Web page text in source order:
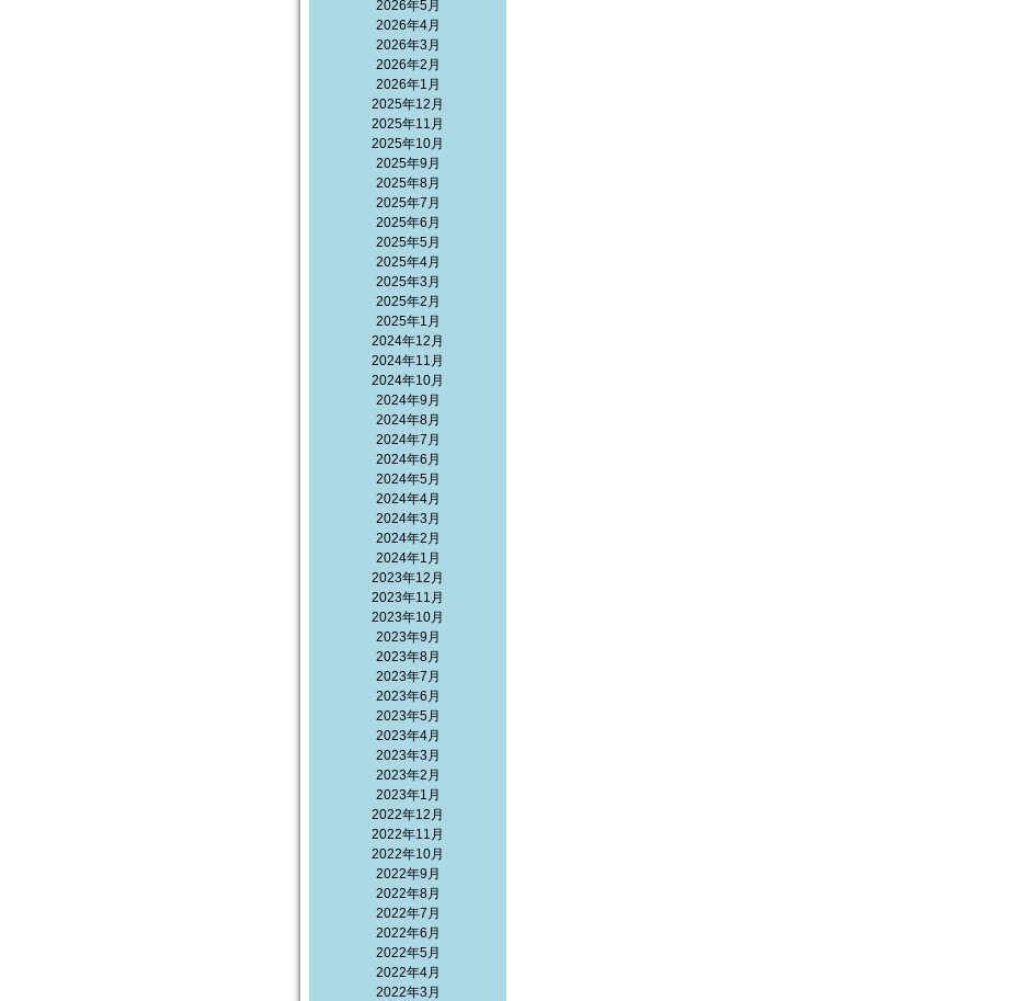
2026年5月
2026年4月
2026年3月
2026年2月
2026年1月
2025年12月
2025年11月
2025年10月
2025年9月
2025年8月
2025年7月
2025年6月
2025年5月
2025年4月
2025年3月
2025年2月
2025年1月
2024年12月
2024年11月
2024年10月
2024年9月
2024年8月
2024年7月
2024年6月
2024年5月
2024年4月
2024年3月
2024年2月
2024年1月
2023年12月
2023年11月
2023年10月
2023年9月
2023年8月
2023年7月
2023年6月
2023年5月
2023年4月
2023年3月
2023年2月
2023年1月
2022年12月
2022年11月
2022年10月
2022年9月
2022年8月
2022年7月
2022年6月
2022年5月
2022年4月
2022年3月